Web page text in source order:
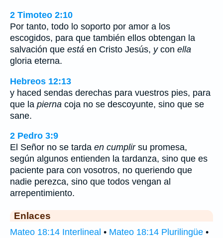
2 Timoteo 2:10
Por tanto, todo lo soporto por amor a los
escogidos, para que también ellos obtengan la
salvación que está en Cristo Jesús, ycon ella
gloria eterna.
Hebreos 12:13
y haced sendas derechas para vuestros pies, para
que la pierna coja no se descoyunte, sino que se
sane.
2 Pedro 3:9
El Señor no se tarda en cumplirsu promesa,
según algunos entienden la tardanza, sino que es
paciente para con vosotros, no queriendo que
nadie perezca, sino que todos vengan al
arrepentimiento.
Enlaces
Mateo 18:14 Interlineal • Mateo 18:14 Plurilingüe •